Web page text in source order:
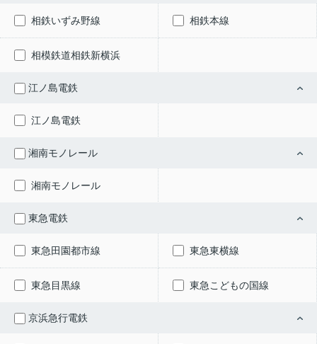
相鉄いずみ野線 相鉄本線
相模鉄道相鉄新横浜
江ノ島電鉄
江ノ島電鉄
湘南モノレール
湘南モノレール
東急電鉄
東急田園都市線 東急東横線
東急目黒線 東急こどもの国線
京浜急行電鉄